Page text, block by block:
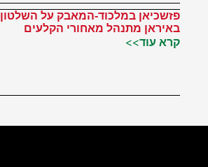
פזשכיאן במלכוד-המאבק על השלטון
באיראן מתנהל מאחורי הקלעים
קרא עוד>>